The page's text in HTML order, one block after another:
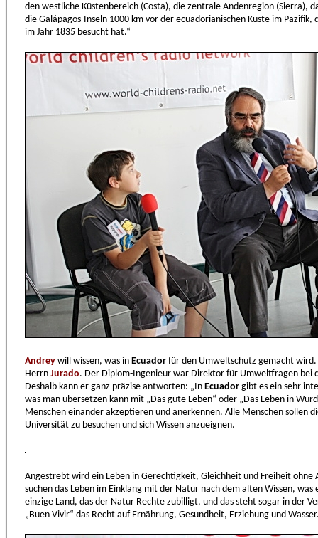
den westliche Küstenbereich (Costa), die zentrale Andenregion (Sierra),
die Galápagos-Inseln 1000 km vor der ecuadorianischen Küste im
im Jahr 1835 besucht hat.“
Andrey will wissen, was in Ecuador für den Umweltschutz gemacht wird.
Herrn Jurado. Der Diplom-Ingenieur war Direktor für Umweltfragen
Deshalb kann er ganz präzise antworten: „In Ecuador gibt es ein sehr
was man übersetzen kann mit „Das gute Leben“ oder „Das Leben in
Menschen einander akzeptieren und anerkennen. Alle Menschen sollen
Universität zu besuchen und sich Wissen anzueignen.
Angestrebt wird ein Leben in Gerechtigkeit, Gleichheit und Freiheit
suchen das Leben im Einklang mit der Natur nach dem alten Wissen,
einzige Land, das der Natur Rechte zubilligt, und das steht sogar in der
„Buen Vivir“ das Recht auf Ernährung, Gesundheit, Erziehung und